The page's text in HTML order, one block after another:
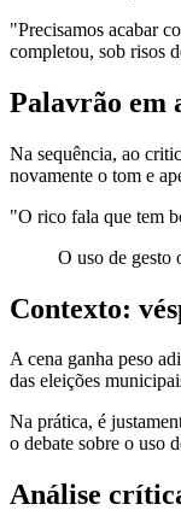
"Precisamos acabar
completou, sob risos
Palavrão em
Na sequência, ao
novamente o tom e
"O rico fala que tem
O uso de gesto
Contexto:
A cena ganha peso
das eleições
Na prática, é
o debate sobre o uso
Análise